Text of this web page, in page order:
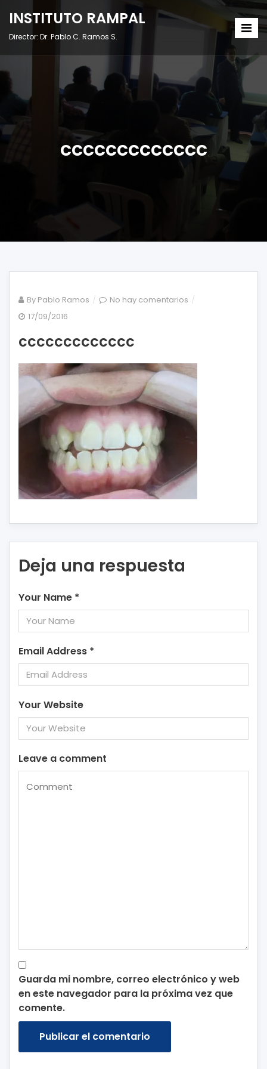
INSTITUTO RAMPAL
Director: Dr. Pablo C. Ramos S.
ccccccccccccc
By Pablo Ramos No hay comentarios en
17/09/2016
ccccccccccccc
Deja una respuesta
Your Name *
Email Address *
Your Website
Leave a comment
Guarda mi nombre, correo electrónico y web
en este navegador para la próxima vez que
comente.